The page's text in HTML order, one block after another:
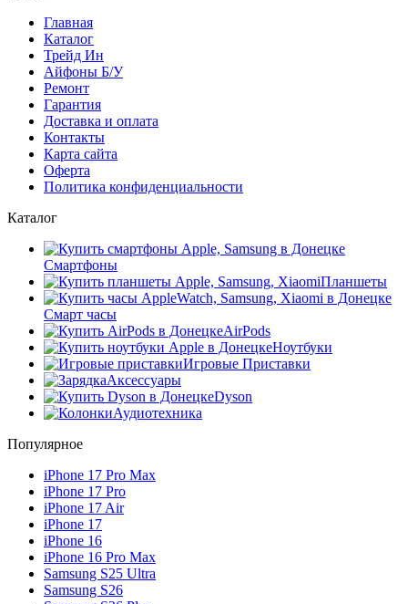
Главная
Каталог
Трейд Ин
Айфоны Б/У
Ремонт
Гарантия
Доставка и оплата
Контакты
Карта сайта
Оферта
Политика конфиденциальности
Каталог
Смартфоны
Планшеты
Смарт часы
AirPods
Ноутбуки
Игровые Приставки
Аксессуары
Dyson
Аудиотехника
Популярное
iPhone 17 Pro Max
iPhone 17 Pro
iPhone 17 Air
iPhone 17
iPhone 16
iPhone 16 Pro Max
Samsung S25 Ultra
Samsung S26